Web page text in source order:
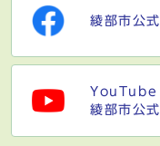
綾部市公
YouTube
綾部市公